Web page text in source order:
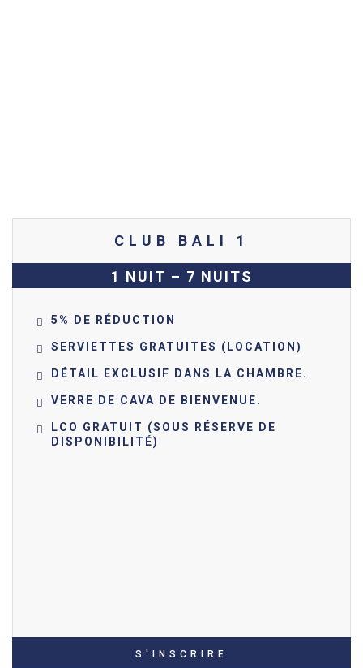
CLUB BALI 1
1 NUIT – 7 NUITS
5% DE RÉDUCTION
SERVIETTES GRATUITES (LOCATION)
DÉTAIL EXCLUSIF DANS LA CHAMBRE.
VERRE DE CAVA DE BIENVENUE.
LCO GRATUIT (SOUS RÉSERVE DE
DISPONIBILITÉ)
S'INSCRIRE